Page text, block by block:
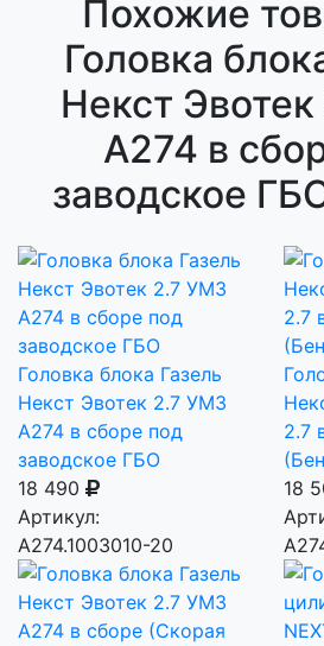
Похожие
Головка
Некст
А274 в
заводское
Головка блока Газель
Некст Эвотек 2.7 УМЗ
А274 в сборе под
заводское ГБО
18 490
Артикул:
А274.1003010-20
2.7
18